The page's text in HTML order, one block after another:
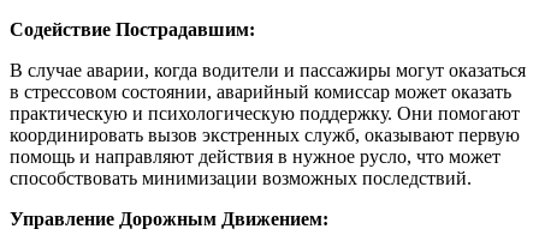
Содействие Пострадавшим:
В случае аварии, когда водители и пассажиры могут оказаться
в стрессовом состоянии, аварийный комиссар может оказать
практическую и психологическую поддержку. Они помогают
координировать вызов экстренных служб, оказывают первую
помощь и направляют действия в нужное русло, что может
способствовать минимизации возможных последствий.
Управление Дорожным Движением: